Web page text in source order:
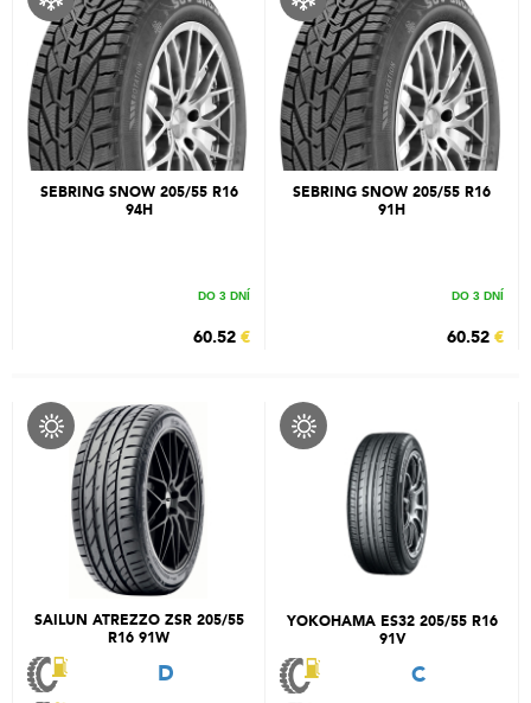
SEBRING SNOW 205/55 R16
94H
DO 3 DNÍ
60.52 €
SEBRING SNOW 205/55 R16
91H
DO 3 DNÍ
60.52 €
SAILUN ATREZZO ZSR 205/55
R16 91W
D
YOKOHAMA ES32 205/55 R16
91V
C